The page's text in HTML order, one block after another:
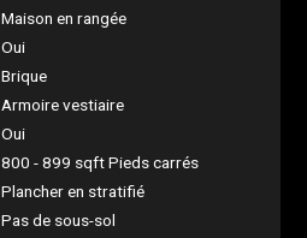
Maison en rangée
Oui
Brique
Armoire vestiaire
Oui
800 - 899 sqft Pieds carrés
Plancher en stratifié
Pas de sous-sol